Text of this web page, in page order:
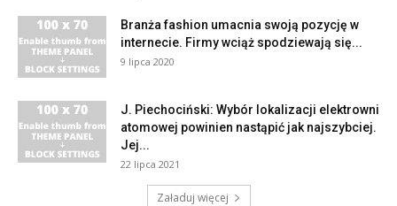
Branża fashion umacnia swoją pozycję w
internecie. Firmy wciąż spodziewają się...
9 lipca 2020
J. Piechociński: Wybór lokalizacji elektrowni
atomowej powinien nastąpić jak najszybciej.
Jej...
22 lipca 2021
Załaduj więcej